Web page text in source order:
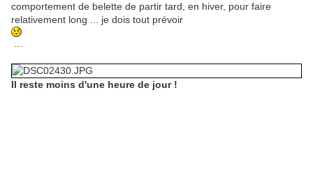
comportement de belette de partir tard, en hiver, pour faire
relativement long ... je dois tout prévoir
Il reste moins d'une heure de jour !